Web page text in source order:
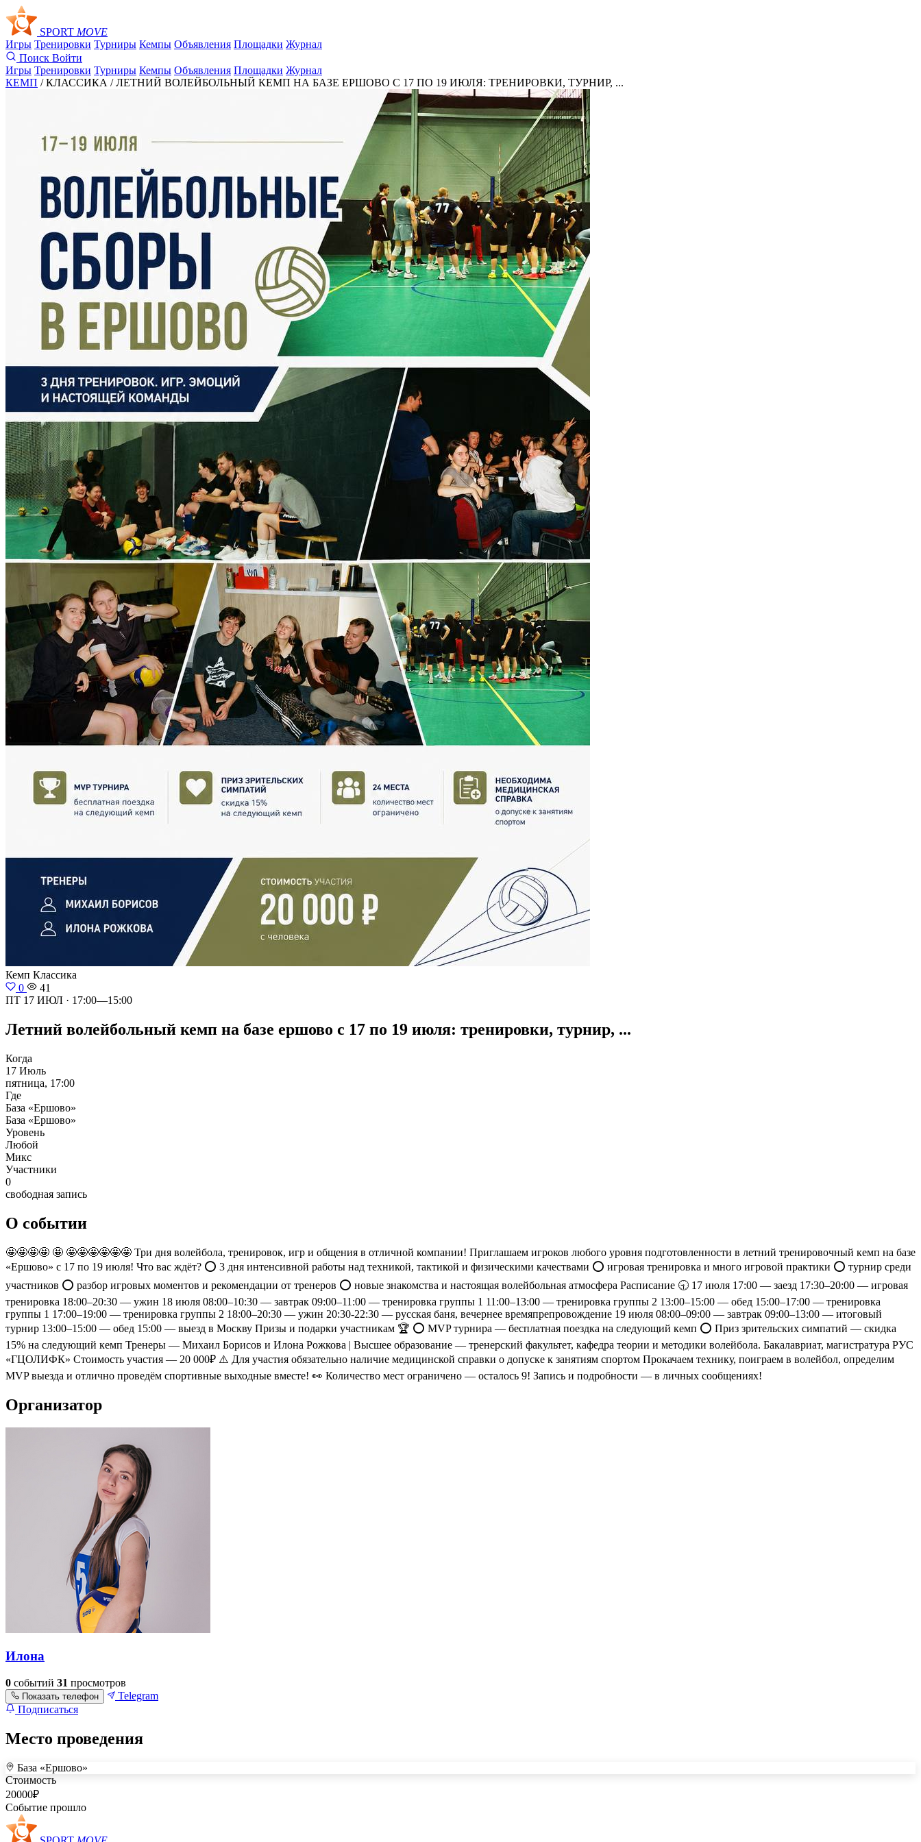
SPORT MOVE
Игры Тренировки Турниры Кемпы Объявления Площадки Журнал
Поиск Войти
Игры Тренировки Турниры Кемпы Объявления Площадки Журнал
КЕМП / КЛАССИКА /ЛЕТНИЙ ВОЛЕЙБОЛЬНЫЙ КЕМП НА БАЗЕ ЕРШОВО С 17 ПО 19 ИЮЛЯ: ТРЕНИРОВКИ, ТУРНИР, ...
Кемп Классика
0
41
ПТ 17 ИЮЛ · 17:00—15:00
Летний волейбольный кемп на базе ершово с 17 по 19 июля: тренировки, турнир, ...
Когда
17 Июль
пятница, 17:00
Где
База «Ершово»
База «Ершово»
Уровень
Любой
Микс
Участники
0
свободная запись
О событии
🤩🤩🤩🤩 🤩 🤩🤩🤩🤩🤩🤩 Три дня волейбола, тренировок, игр и общения в отличной компании! Приглашаем игроков любого уровня подготовленности в летний тренировочный кемп на базе
«Ершово» с 17 по 19 июля! Что вас ждёт? ⭕️ 3 дня интенсивной работы над техникой, тактикой и физическими качествами ⭕️ игровая тренировка и много игровой практики ⭕️ турнир среди
участников ⭕️ разбор игровых моментов и рекомендации от тренеров ⭕️ новые знакомства и настоящая волейбольная атмосфера Расписание 🕤 17 июля 17:00 — заезд 17:30–20:00 — игровая
тренировка 18:00–20:30 — ужин 18 июля 08:00–10:30 — завтрак 09:00–11:00 — тренировка группы 1 11:00–13:00 — тренировка группы 2 13:00–15:00 — обед 15:00–17:00 — тренировка
группы 1 17:00–19:00 — тренировка группы 2 18:00–20:30 — ужин 20:30-22:30 — русская баня, вечернее времяпрепровождение 19 июля 08:00–09:00 — завтрак 09:00–13:00 — итоговый
турнир 13:00–15:00 — обед 15:00 — выезд в Москву Призы и подарки участникам 🏆 ⭕️ MVP турнира — бесплатная поездка на следующий кемп ⭕️ Приз зрительских симпатий — скидка
15% на следующий кемп Тренеры — Михаил Борисов и Илона Рожкова | Высшее образование — тренерский факультет, кафедра теории и методики волейбола. Бакалавриат, магистратура РУС
«ГЦОЛИФК» Стоимость участия — 20 000₽ ⚠️ Для участия обязательно наличие медицинской справки о допуске к занятиям спортом Прокачаем технику, поиграем в волейбол, определим
MVP выезда и отлично проведём спортивные выходные вместе! 👀 Количество мест ограничено — осталось 9! Запись и подробности — в личных сообщениях!
Организатор
Илона
0 событий 31 просмотров
Показать телефон
Telegram
Подписаться
Место проведения
+
–
База «Ершово»
Стоимость
20000₽
Событие прошло